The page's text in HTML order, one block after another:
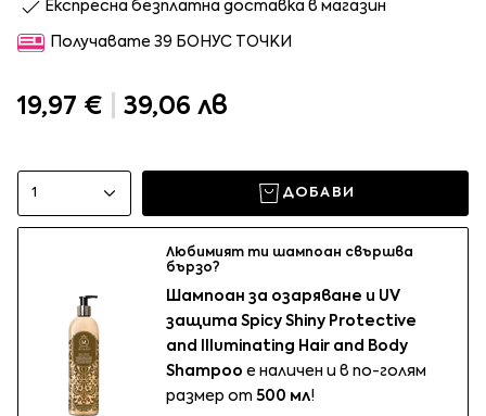
Експресна безплатна доставка в магазин
Получавате 39 БОНУС ТОЧКИ
19,97 € 39,06 лв
1 ДОБАВИ
Любимият ти шампоан свършва
бързо?
Шампоан за озаряване и UV
защита Spicy Shiny Protective
and Illuminating Hair and Body
Shampoo е наличен и в по-голям
размер от 500 мл!